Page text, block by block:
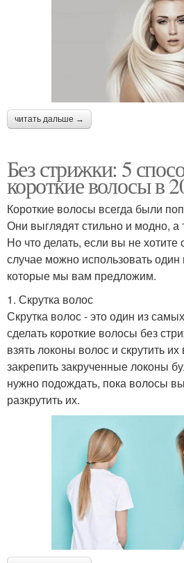
читать дальше →
Без стрижки: 5
короткие волосы в
Короткие волосы всегда были
Они выглядят стильно и модно, а
Но что делать, если вы не хотите
случае можно использовать один
которые мы вам предложим.
1. Скрутка волос
Скрутка волос - это один из
сделать короткие волосы без
взять локоны волос и скрутить
закрепить закрученные локоны
нужно подождать, пока волосы
разкрутить их.